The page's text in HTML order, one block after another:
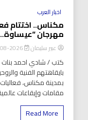
اخبار العرب
مكناس.. اختتام
مهرجان
عبير سليمان 2026-08-01
كتب / شادي احمد بنات
بايقاهتهم الفنية
بمدينة مكناس،
مقامات وإيقاعات
Read More